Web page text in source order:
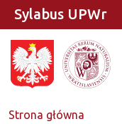
Strona główna
Sylabus UPWr